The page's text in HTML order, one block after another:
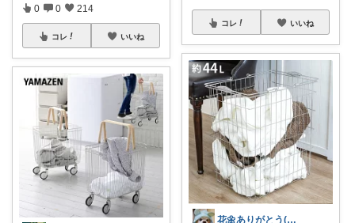
0 0 214
コレ いいね
コレ いいね
花🌼ありがとう(*･ω･)*_ _)ﾍ